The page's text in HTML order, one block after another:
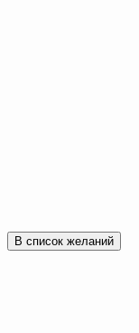
В список желаний